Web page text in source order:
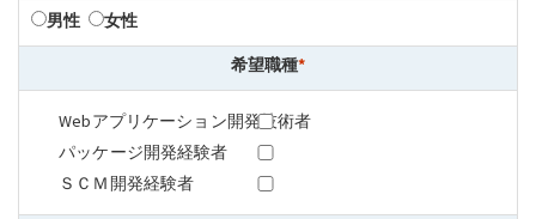
男性 女性
希望職種*
Webアプリケーション開発技術者
パッケージ開発経験者
ＳＣＭ開発経験者